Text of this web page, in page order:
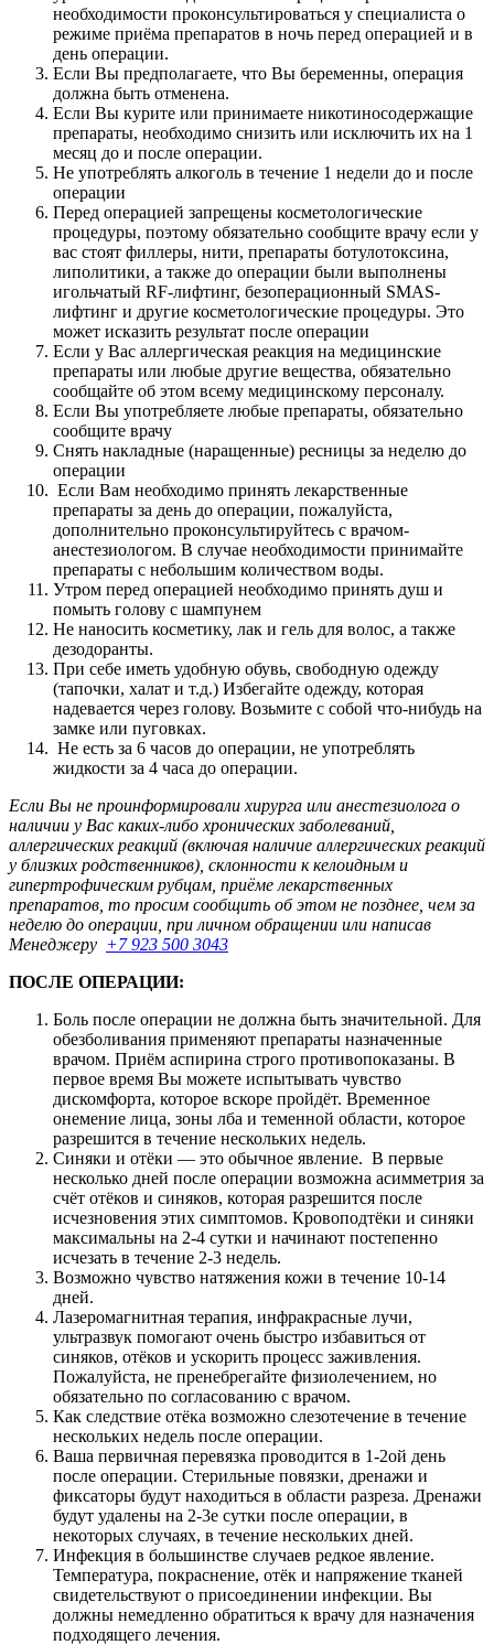
необходимости проконсультироваться у специалиста о
режиме приёма препаратов в ночь перед операцией и в
день операции.
Если Вы предполагаете, что Вы беременны, операция
должна быть отменена.
Если Вы курите или принимаете никотиносодержащие
препараты, необходимо снизить или исключить их на 1
месяц до и после операции.
Не употреблять алкоголь в течение 1 недели до и после
операции
Перед операцией запрещены косметологические
процедуры, поэтому обязательно сообщите врачу если у
вас стоят филлеры, нити, препараты ботулотоксина,
липолитики, а также до операции были выполнены
игольчатый RF-лифтинг, безоперационный SMAS-
лифтинг и другие косметологические процедуры. Это
может исказить результат после операции
Если у Вас аллергическая реакция на медицинские
препараты или любые другие вещества, обязательно
сообщайте об этом всему медицинскому персоналу.
Если Вы употребляете любые препараты, обязательно
сообщите врачу
Снять накладные (наращенные) ресницы за неделю до
операции
Если Вам необходимо принять лекарственные
препараты за день до операции, пожалуйста,
дополнительно проконсультируйтесь с врачом-
анестезиологом. В случае необходимости принимайте
препараты с небольшим количеством воды.
Утром перед операцией необходимо принять душ и
помыть голову с шампунем
Не наносить косметику, лак и гель для волос, а также
дезодоранты.
При себе иметь удобную обувь, свободную одежду
(тапочки, халат и т.д.) Избегайте одежду, которая
надевается через голову. Возьмите с собой что-нибудь на
замке или пуговках.
Не есть за 6 часов до операции, не употреблять
жидкости за 4 часа до операции.
Если Вы не проинформировали хирурга или анестезиолога о
наличии у Вас каких-либо хронических заболеваний,
аллергических реакций (включая наличие аллергических реакций
у близких родственников), склонности к келоидным и
гипертрофическим рубцам, приёме лекарственных
препаратов, то просим сообщить об этом не позднее, чем за
неделю до операции, при личном обращении или написав
Менеджеру +7 923 500 3043
ПОСЛЕ ОПЕРАЦИИ:
Боль после операции не должна быть значительной. Для
обезболивания применяют препараты назначенные
врачом. Приём аспирина строго противопоказаны. В
первое время Вы можете испытывать чувство
дискомфорта, которое вскоре пройдёт. Временное
онемение лица, зоны лба и теменной области, которое
разрешится в течение нескольких недель.
Синяки и отёки — это обычное явление. В первые
несколько дней после операции возможна асимметрия за
счёт отёков и синяков, которая разрешится после
исчезновения этих симптомов. Кровоподтёки и синяки
максимальны на 2-4 сутки и начинают постепенно
исчезать в течение 2-3 недель.
Возможно чувство натяжения кожи в течение 10-14
дней.
Лазеромагнитная терапия, инфракрасные лучи,
ультразвук помогают очень быстро избавиться от
синяков, отёков и ускорить процесс заживления.
Пожалуйста, не пренебрегайте физиолечением, но
обязательно по согласованию с врачом.
Как следствие отёка возможно слезотечение в течение
нескольких недель после операции.
Ваша первичная перевязка проводится в 1-2ой день
после операции. Стерильные повязки, дренажи и
фиксаторы будут находиться в области разреза. Дренажи
будут удалены на 2-3е сутки после операции, в
некоторых случаях, в течение нескольких дней.
Инфекция в большинстве случаев редкое явление.
Температура, покраснение, отёк и напряжение тканей
свидетельствуют о присоединении инфекции. Вы
должны немедленно обратиться к врачу для назначения
подходящего лечения.